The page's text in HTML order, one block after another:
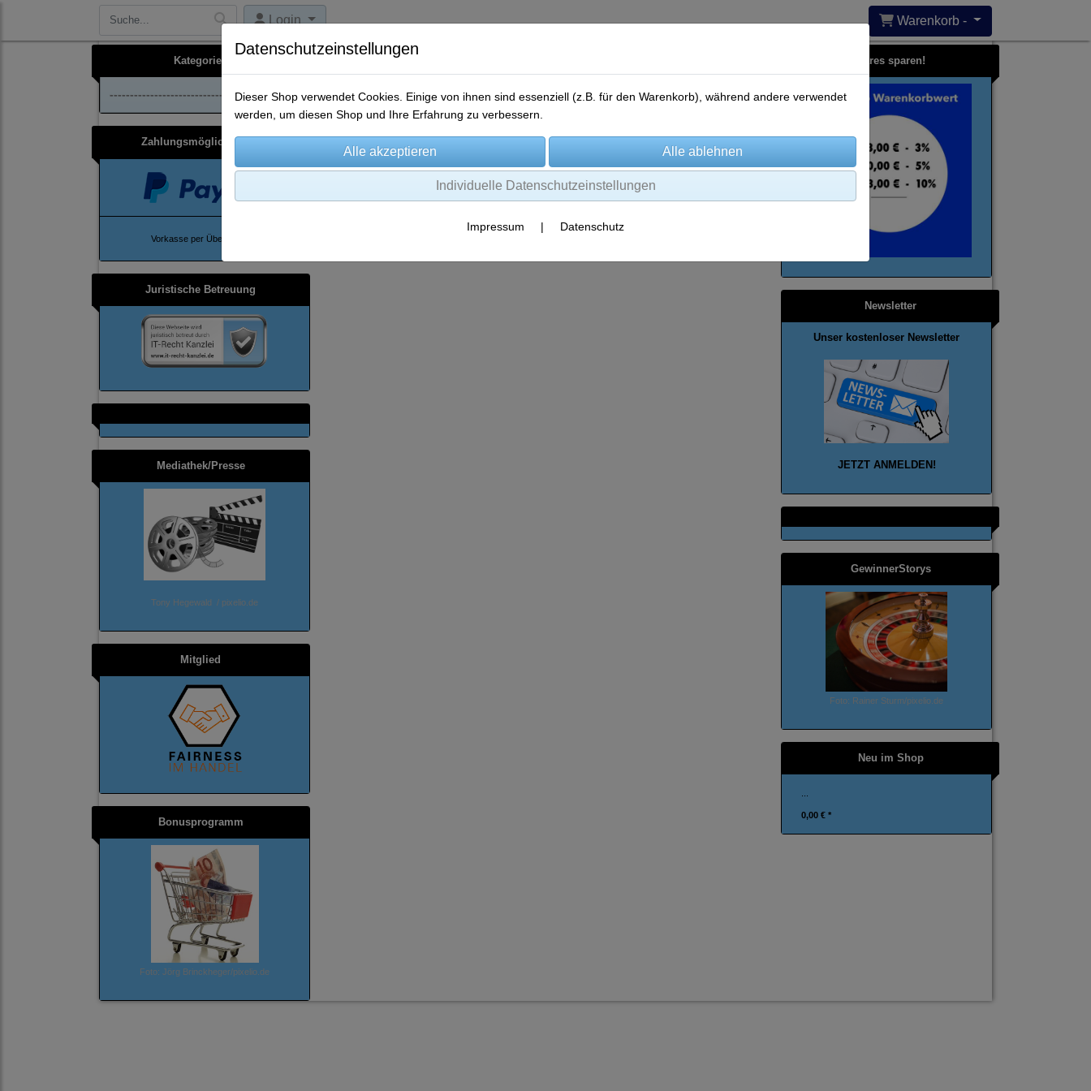
Login Warenkorb -
Kategorien
--------------------------------
Zahlungsmöglichkeiten
Vorkasse per Überweisung
Juristische Betreuung
Mediathek/Presse
Tony Hegewald / pixelio.de
Mitglied
Bonusprogramm
Foto: Jörg Brinckheger/pixelio.de
Home Produkte Kontakt
Es wurden leider keine Produkte gefunden.
Bares sparen!
Newsletter
Unser kostenloser Newsletter
JETZT ANMELDEN!
GewinnerStorys
Foto: Rainer Sturm/pixelio.de
Neu im Shop
0,00 € *
Datenschutzeinstellungen
Dieser Shop verwendet Cookies. Einige von ihnen sind essenziell (z.B. für den Warenkorb), während andere verwendet
werden, um diesen Shop und Ihre Erfahrung zu verbessern.
Individuelle Datenschutzeinstellungen
Impressum | Datenschutz